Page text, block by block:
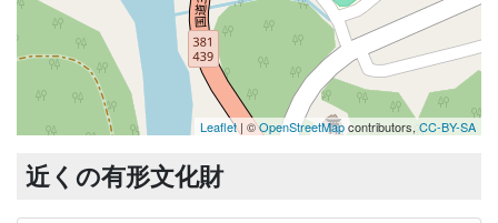
Leaflet| ©OpenStreetMapcontributors, CC-BY-SA
近くの有形文化財